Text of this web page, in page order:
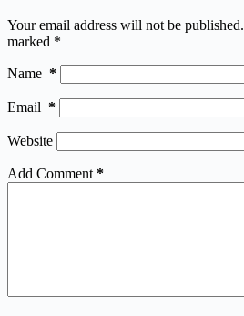
Your email address will not be published.
marked *
Name *
Email *
Website
Add Comment *